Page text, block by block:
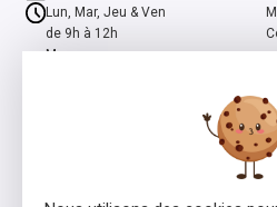
Lun, Mar, Jeu & Ven
de 9h à 12h
Mer
ensa est un programme co-initié par